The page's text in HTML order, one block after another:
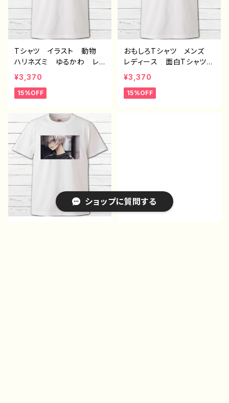
ー 絵師 クリエイター
白 半袖シャツ オリジナ
ル デザイン グッズ デ
ザイン コラボ タイトル：
明け 作：みふる
ー 絵師 クリエイター
黒 半袖シャツ デザイ
ン コラボ オリジナル
デザイン グッズ タイト
ル：明け 作：みふる
Tシャツ イラスト 動物
ハリネズミ ゆるかわ レ
ディース かわいい おし
ゃれ 個性的 おすすめ
人気 イラストレーター
イン コラボ オリジナ
ル デザイン グッズ ネタ
Tシャツ 半袖シャツ タイ
トル：大好きハリネズミTシ
ャツ 作：Hanami B-2
¥3,370
15%OFF
おもしろTシャツ メンズ
レディース 面白Tシャツ
かわいい おしゃれ イラ
スト ぶた 動物 イラス
トレーター 絵師 クリエ
¥3,370
15%OFF
ショップに質問する